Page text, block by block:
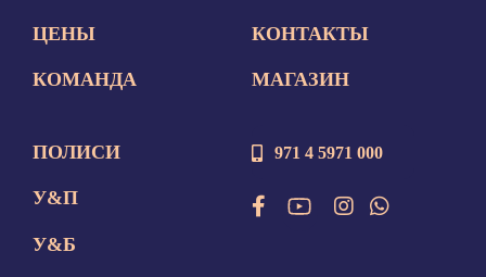
ЦЕНЫ
КОМАНДА
КОНТАКТЫ
МАГАЗИН
ПОЛИСИ
У&П
У&Б
971 4 5971 000